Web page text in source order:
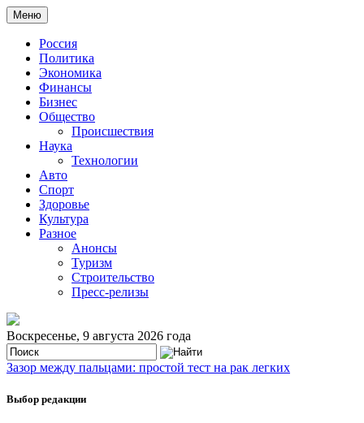
Меню
Россия
Политика
Экономика
Финансы
Бизнес
Общество
Происшествия
Наука
Технологии
Авто
Спорт
Здоровье
Культура
Разное
Анонсы
Туризм
Строительство
Пресс-релизы
Воскресенье, 9 августа 2026 года
Зазор между пальцами: простой тест на рак легких
Выбор редакции